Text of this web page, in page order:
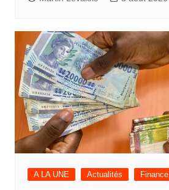
A LA UNE Actualités Finance